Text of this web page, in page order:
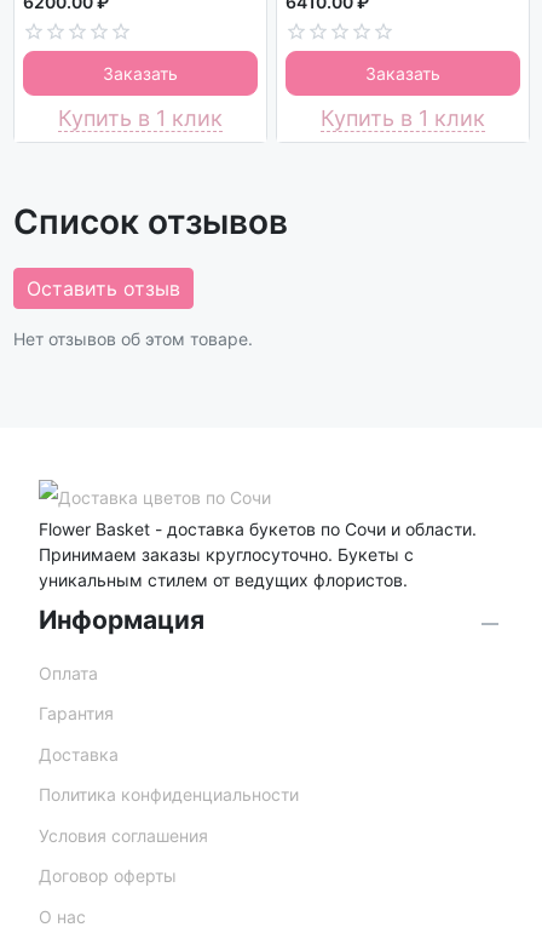
Заказать
Купить в 1 клик
Заказать
Купить в 1 клик
Список отзывов
Оставить отзыв
Нет отзывов об этом товаре.
Flower Basket - доставка букетов по Сочи и области.
Принимаем заказы круглосуточно. Букеты с
уникальным стилем от ведущих флористов.
Информация
Оплата
Гарантия
Доставка
Политика конфиденциальности
Условия соглашения
Договор оферты
О нас